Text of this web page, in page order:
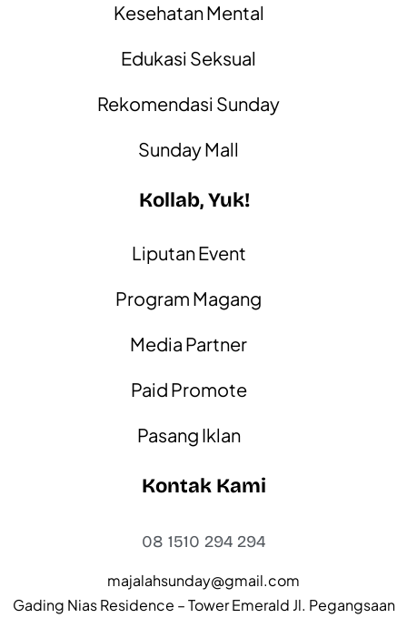
Kesehatan Mental
Edukasi Seksual
Rekomendasi Sunday
Sunday Mall
Kollab, Yuk!
Liputan Event
Program Magang
Media Partner
Paid Promote
Pasang Iklan
Kontak Kami
08 1510 294 294
majalahsunday@gmail.com
Gading Nias Residence – Tower Emerald Jl. Pegangsaan